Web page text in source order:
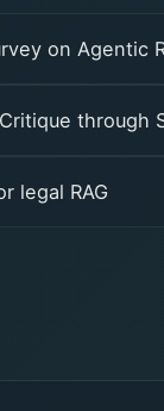
on Agentic
through
legal RAG